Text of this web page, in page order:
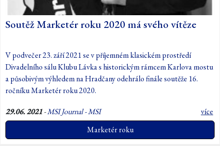
Soutěž Marketér roku 2020 má svého vítěze
V podvečer 23. září 2021 se v příjemném klasickém prostředí
Divadelního sálu Klubu Lávka s historickým rámcem Karlova mostu
a působivým výhledem na Hradčany odehrálo finále soutěže 16.
ročníku Marketér roku 2020.
29.06. 2021-MSI Journal - MSI
více
Marketér roku